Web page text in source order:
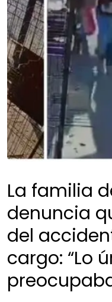
La familia
denuncia
del
cargo: “Lo